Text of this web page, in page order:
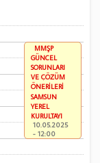
MMŞP
GÜNCEL
SORUNLARI
VE ÇÖZÜM
ÖNERİLERİ
SAMSUN
YEREL
KURULTAYI
10.05.2025
- 12:00